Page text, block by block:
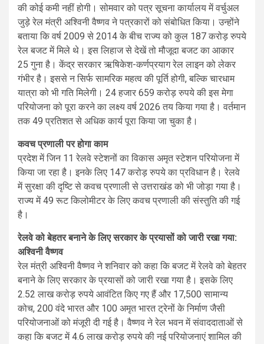
की कोई कमी नहीं होगी। सोमवार को पत्र सूचना कार्यालय में वर्चुअल
जुड़े रेल मंत्री अश्विनी वैष्णव ने पत्रकारों को संबोधित किया। उन्होंने
बताया कि वर्ष 2009 से 2014 के बीच राज्य को कुल 187 करोड़ रुपये
रेल बजट में मिले थे। इस लिहाज से देखें तो मौजूदा बजट का आकार
25 गुना है। केंद्र सरकार ऋषिकेश-कर्णप्रयाग रेल लाइन को लेकर
गंभीर है। इससे न सिर्फ सामरिक महत्व की पूर्ति होगी, बल्कि चारधाम
यात्रा को भी गति मिलेगी। 24 हजार 659 करोड़ रुपये की इस मेगा
परियोजना को पूरा करने का लक्ष्य वर्ष 2026 तय किया गया है। वर्तमान
तक 49 प्रतिशत से अधिक कार्य पूरा किया जा चुका है।
कवच प्रणाली पर होगा काम
प्रदेश में जिन 11 रेलवे स्टेशनों का विकास अमृत स्टेशन परियोजना में
किया जा रहा है। इनके लिए 147 करोड़ रुपये का प्रविधान है। रेलवे
में सुरक्षा की दृष्टि से कवच प्रणाली से उत्तराखंड को भी जोड़ा गया है।
राज्य में 49 रूट किलोमीटर के लिए कवच प्रणाली की संस्तुति की गई
है।
रेलवे को बेहतर बनाने के लिए सरकार के प्रयासों को जारी रखा गया:
अश्विनी वैष्णव
रेल मंत्री अश्विनी वैष्णव ने शनिवार को कहा कि बजट में रेलवे को बेहतर
बनाने के लिए सरकार के प्रयासों को जारी रखा गया है। इसके लिए
2.52 लाख करोड़ रुपये आवंटित किए गए हैं और 17,500 सामान्य
कोच, 200 वंदे भारत और 100 अमृत भारत ट्रेनों के निर्माण जैसी
परियोजनाओं को मंजूरी दी गई है। वैष्णव ने रेल भवन में संवाददाताओं से
कहा कि बजट में 4.6 लाख करोड़ रुपये की नई परियोजनाएं शामिल की